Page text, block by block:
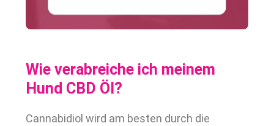
Wie verabreiche ich meinem
Hund CBD Öl?
Cannabidiol wird am besten durch die